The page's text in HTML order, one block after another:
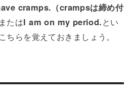
cramps.（crampsは締め付
またはI am on my period.とい
ちらを覚えておきましょう。